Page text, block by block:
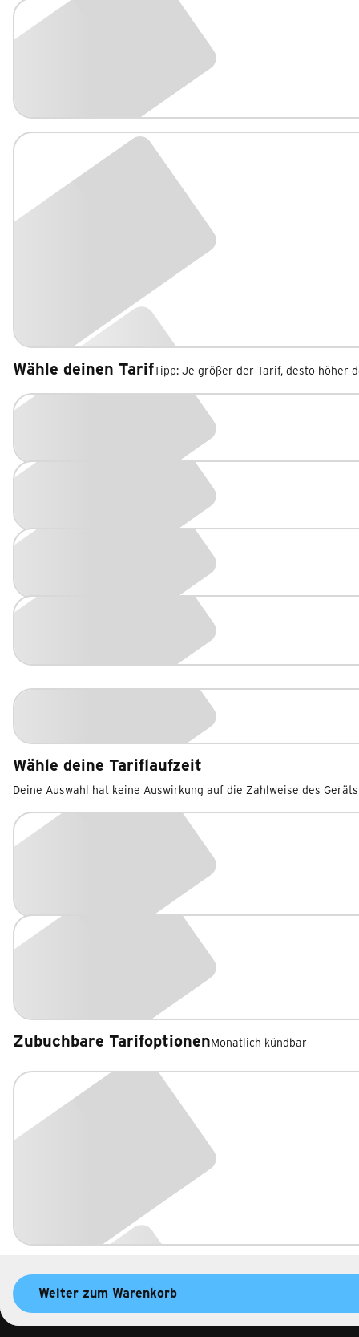
Wähle deinen TarifTipp: Je größer der Tarif, desto höher
Wähle deine Tariflaufzeit
Deine Auswahl hat keine Auswirkung auf die Zahlweise des Geräts
Zubuchbare TarifoptionenMonatlich kündbar
Zubuchbare Tarifoptionen
Weiter zum Warenkorb